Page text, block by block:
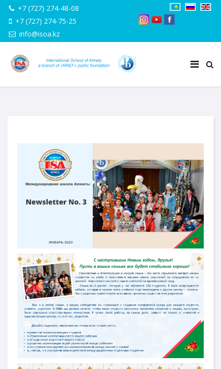
+7 (727) 274-48-08
+7 (727) 274-75-25
info@isoa.kz